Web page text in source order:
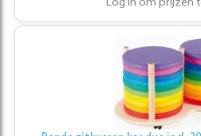
Log in om prijzen